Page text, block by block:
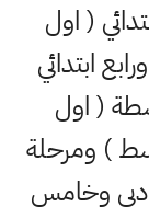
( اول
ابتدائي
( اول
) ومرحلة
وخامس